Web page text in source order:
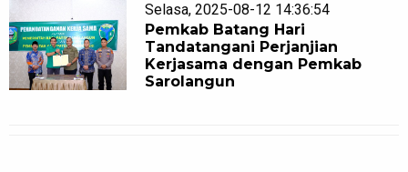
Selasa, 2025-08-12 14:36:54
Pemkab Batang Hari
Tandatangani Perjanjian
Kerjasama dengan Pemkab
Sarolangun